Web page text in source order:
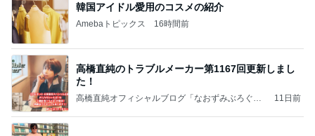
韓国アイドル愛用のコスメの紹介
Amebaトピックス 16時間前
高橋直純のトラブルメーカー第1167回更新しまし
た！
高橋直純オフィシャルブログ「なおずみぶろぐ」
11日前